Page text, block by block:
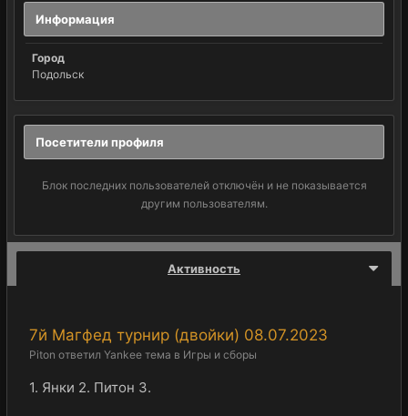
Информация
Город
Подольск
Посетители профиля
Блок последних пользователей отключён и не показывается
другим пользователям.
Активность
7й Магфед турнир (двойки) 08.07.2023
Piton ответил Yankee тема в Игры и сборы
1. Янки 2. Питон 3.